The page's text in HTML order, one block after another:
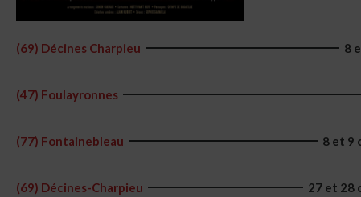
(69) Décines Charpieu 8
(47) Foulayronnes
(77) Fontainebleau 8 et 9
(69) Décines-Charpieu 27 et 28